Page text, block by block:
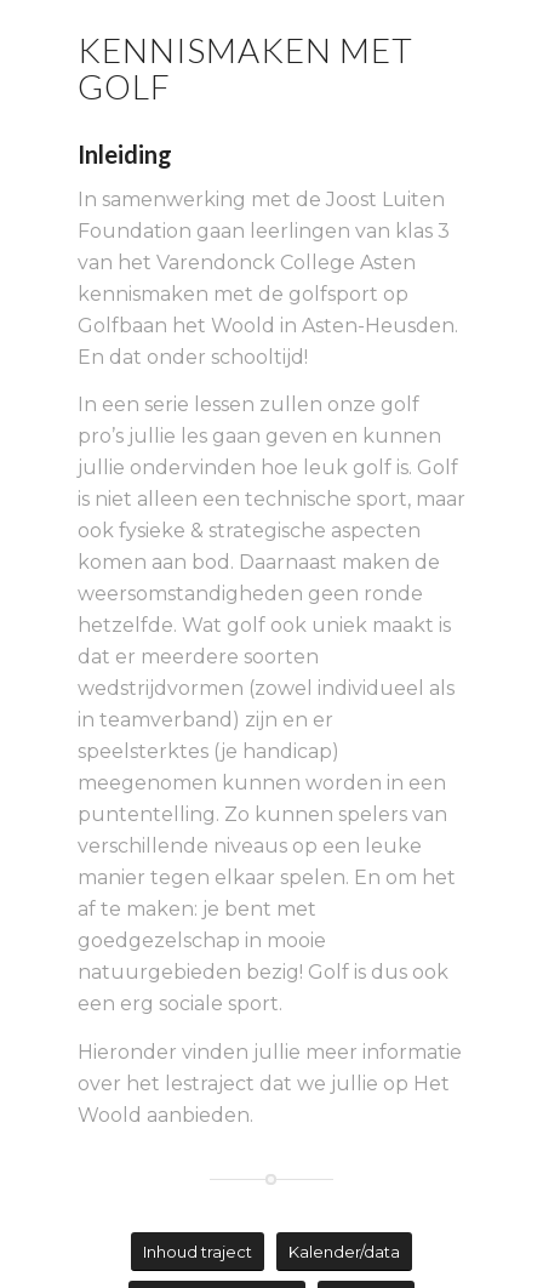
KENNISMAKEN MET
GOLF
Inleiding
In samenwerking met de Joost Luiten
Foundation gaan leerlingen van klas 3
van het Varendonck College Asten
kennismaken met de golfsport op
Golfbaan het Woold in Asten-Heusden.
En dat onder schooltijd!
In een serie lessen zullen onze golf
pro’s jullie les gaan geven en kunnen
jullie ondervinden hoe leuk golf is. Golf
is niet alleen een technische sport, maar
ook fysieke & strategische aspecten
komen aan bod. Daarnaast maken de
weersomstandigheden geen ronde
hetzelfde. Wat golf ook uniek maakt is
dat er meerdere soorten
wedstrijdvormen (zowel individueel als
in teamverband) zijn en er
speelsterktes (je handicap)
meegenomen kunnen worden in een
puntentelling. Zo kunnen spelers van
verschillende niveaus op een leuke
manier tegen elkaar spelen. En om het
af te maken: je bent met
goedgezelschap in mooie
natuurgebieden bezig! Golf is dus ook
een erg sociale sport.
Hieronder vinden jullie meer informatie
over het lestraject dat we jullie op Het
Woold aanbieden.
Inhoud traject Kalender/data